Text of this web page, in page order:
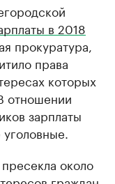
в 2018
прокуратура,
права
которых
отношении
зарплаты
около